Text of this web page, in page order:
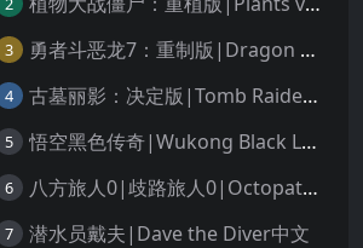
3 勇者斗恶龙7：重制版|Dragon Quest VII Reimagined中文
4 古墓丽影：决定版|Tomb Raider: Definitive Edition中文
5 悟空黑色传奇|Wukong Black Legend
6 八方旅人0|歧路旅人0|Octopath Traveler 0中文
7 潜水员戴夫|Dave the Diver中文